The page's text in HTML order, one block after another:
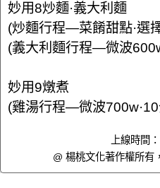
妙用8炒麵·義大利麵
(炒麵行程—菜餚甜點·選
(義大利麵行程—微波
妙用9燉煮
(雞湯行程—微波
上線時間
@ 楊桃文化著作權所有